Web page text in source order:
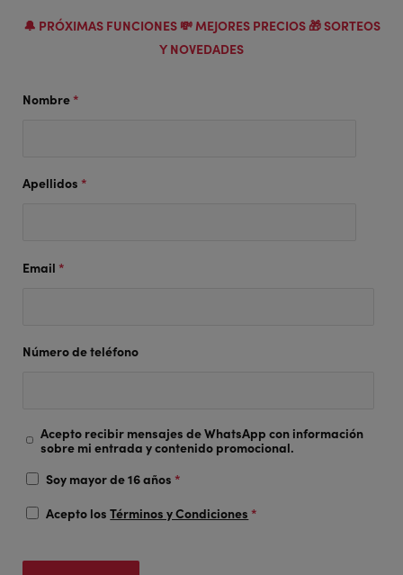
🔔 PRÓXIMAS FUNCIONES 💸 MEJORES PRECIOS 🎁 SORTEOS
Y NOVEDADES
Nombre *
Apellidos *
Email *
Número de teléfono
Acepto recibir mensajes de WhatsApp con información
sobre mi entrada y contenido promocional.
Soy mayor de 16 años *
Acepto losTérminos y Condiciones *